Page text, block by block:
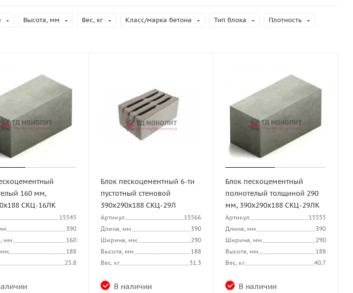
Высота, мм Вес, кг Класс/марка бетона Тип блока Плотность
160 мм,
СКЦ-16ЛК
15545
390
мм
160
мм
188
25.8
Блок пескоцементный 6-ти
пустотный стеновой
390х290х188 СКЦ-29Л
Артикул
15566
Длина, мм
390
Ширина, мм
290
Высота, мм
188
Вес, кг
31.3
В наличии
Блок пескоцементный
полнотелый толщиной 290
мм, 390х290х188 СКЦ-29ЛК
Артикул
15555
Длина, мм
390
Ширина, мм
290
Высота, мм
188
Вес, кг
40.7
В наличии